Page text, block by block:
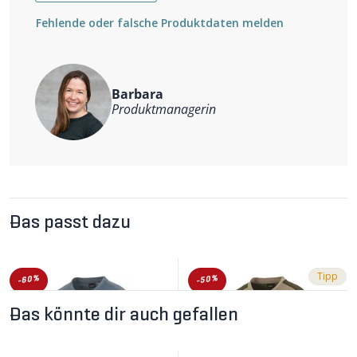
anpassbare Kapuze
Brusttasche mit Reissverschluss
multisportiv
Weitere Informationen
Nachhaltigkeit: Recyceltes Material. PFC-frei
ausgerüstet. Fair Trade zertifiziert.
Fehlende oder falsche Produktdaten melden
Barbara
Produktmanagerin
Das passt dazu
-60% -50% Tipp
Das könnte dir auch gefallen